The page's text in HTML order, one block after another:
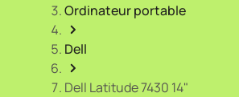
Ordinateur portable
Dell
Dell Latitude 7430 14"